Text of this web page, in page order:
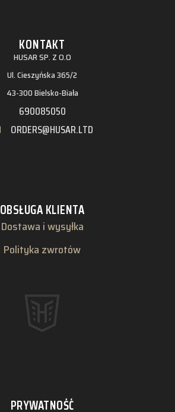
KONTAKT
HUSAR SP. Z O.O
Ul. Cieszyńska 365/2
43-300 Bielsko-Biała
690085050
ORDERS@HUSAR.LTD
OBSŁUGA KLIENTA
Dostawa i wysyłka
Polityka zwrotów
PRYWATNOŚĆ